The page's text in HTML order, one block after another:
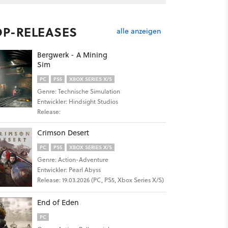
RELEASES alle anzeigen
Bergwerk - A Mining
Sim
PC PS5 XBOX SERIES X/S
Genre: Technische Simulation
Entwickler: Hindsight Studios
Release:
Crimson Desert
PC PS5 XBOX SERIES X/S
Genre: Action-Adventure
Entwickler: Pearl Abyss
Release: 19.03.2026 (PC, PS5, Xbox Series X/S)
End of Eden
PC